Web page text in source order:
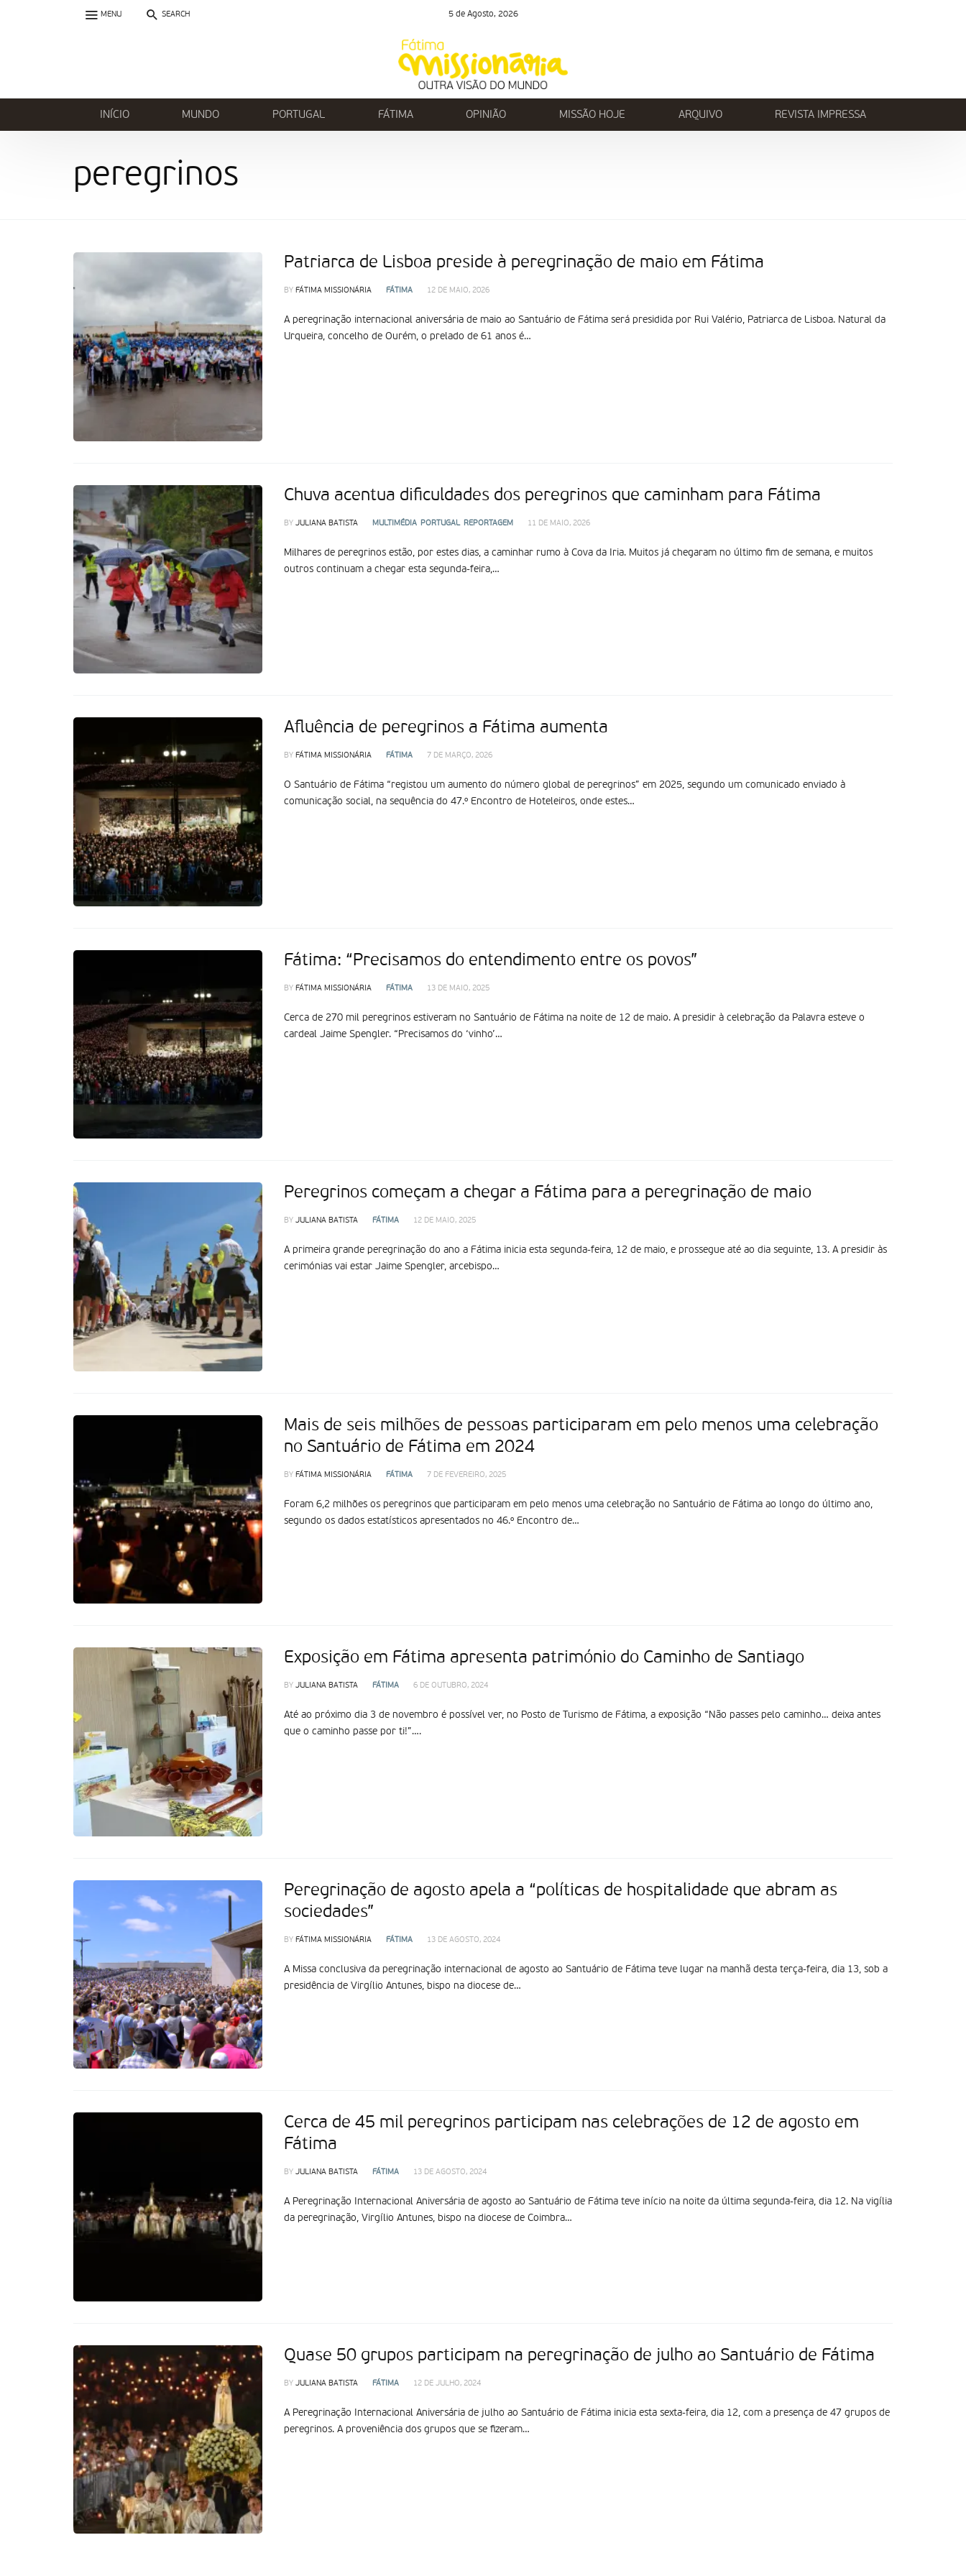
5 de Agosto, 2026
MENU SEARCH
INÍCIO MUNDO PORTUGAL FÁTIMA OPINIÃO MISSÃO HOJE ARQUIVO REVISTA IMPRESSA
peregrinos
Patriarca de Lisboa preside à peregrinação de maio em Fátima
BY FÁTIMA MISSIONÁRIA FÁTIMA 12 DE MAIO, 2026
A peregrinação internacional aniversária de maio ao Santuário de Fátima será presidida por Rui Valério, Patriarca de Lisboa. Natural da
Urqueira, concelho de Ourém, o prelado de 61 anos é…
Chuva acentua dificuldades dos peregrinos que caminham para Fátima
BY JULIANA BATISTA MULTIMÉDIA PORTUGAL REPORTAGEM 11 DE MAIO, 2026
Milhares de peregrinos estão, por estes dias, a caminhar rumo à Cova da Iria. Muitos já chegaram no último fim de semana, e muitos
outros continuam a chegar esta segunda-feira,…
Afluência de peregrinos a Fátima aumenta
BY FÁTIMA MISSIONÁRIA FÁTIMA 7 DE MARÇO, 2026
O Santuário de Fátima “registou um aumento do número global de peregrinos” em 2025, segundo um comunicado enviado à
comunicação social, na sequência do 47.º Encontro de Hoteleiros, onde estes…
Fátima: “Precisamos do entendimento entre os povos”
BY FÁTIMA MISSIONÁRIA FÁTIMA 13 DE MAIO, 2025
Cerca de 270 mil peregrinos estiveram no Santuário de Fátima na noite de 12 de maio. A presidir à celebração da Palavra esteve o
cardeal Jaime Spengler. “Precisamos do ‘vinho’…
Peregrinos começam a chegar a Fátima para a peregrinação de maio
BY JULIANA BATISTA FÁTIMA 12 DE MAIO, 2025
A primeira grande peregrinação do ano a Fátima inicia esta segunda-feira, 12 de maio, e prossegue até ao dia seguinte, 13. A presidir às
cerimónias vai estar Jaime Spengler, arcebispo…
Mais de seis milhões de pessoas participaram em pelo menos uma celebração
no Santuário de Fátima em 2024
BY FÁTIMA MISSIONÁRIA FÁTIMA 7 DE FEVEREIRO, 2025
Foram 6,2 milhões os peregrinos que participaram em pelo menos uma celebração no Santuário de Fátima ao longo do último ano,
segundo os dados estatísticos apresentados no 46.º Encontro de…
Exposição em Fátima apresenta património do Caminho de Santiago
BY JULIANA BATISTA FÁTIMA 6 DE OUTUBRO, 2024
Até ao próximo dia 3 de novembro é possível ver, no Posto de Turismo de Fátima, a exposição “Não passes pelo caminho… deixa antes
que o caminho passe por ti!”….
Peregrinação de agosto apela a “políticas de hospitalidade que abram as
sociedades”
BY FÁTIMA MISSIONÁRIA FÁTIMA 13 DE AGOSTO, 2024
A Missa conclusiva da peregrinação internacional de agosto ao Santuário de Fátima teve lugar na manhã desta terça-feira, dia 13, sob a
presidência de Virgílio Antunes, bispo na diocese de…
Cerca de 45 mil peregrinos participam nas celebrações de 12 de agosto em
Fátima
BY JULIANA BATISTA FÁTIMA 13 DE AGOSTO, 2024
A Peregrinação Internacional Aniversária de agosto ao Santuário de Fátima teve início na noite da última segunda-feira, dia 12. Na vigília
da peregrinação, Virgílio Antunes, bispo na diocese de Coimbra…
Quase 50 grupos participam na peregrinação de julho ao Santuário de Fátima
BY JULIANA BATISTA FÁTIMA 12 DE JULHO, 2024
A Peregrinação Internacional Aniversária de julho ao Santuário de Fátima inicia esta sexta-feira, dia 12, com a presença de 47 grupos de
peregrinos. A proveniência dos grupos que se fizeram…